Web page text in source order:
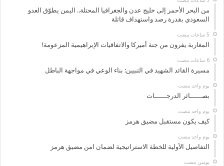
من البحر الأحمر إلى خليج عدن والجغرافيا المحتلة.. اليمن يطوّق العدو
السعودي بقدرة رصد واستهداف قاتلة
المغاربة يفرون من جنة أميركا والاتفاقيات الإبراهيمية المزعومة!
‏6 ساعات مضت
مسيرة القائد الشهيد في التبيين: بناء الوعي في مواجهة الباطل
‏يوم واحد مضت
بصــــــائر الدرجــــــات
‏يوم واحد مضت
كيف يكون مستقبل مضيق هرمز
‏يوم واحد مضت
التفاصيل الأولية للخطة الاستراتيجية لضمان امن مضيق هرمز
‏يومين مضت